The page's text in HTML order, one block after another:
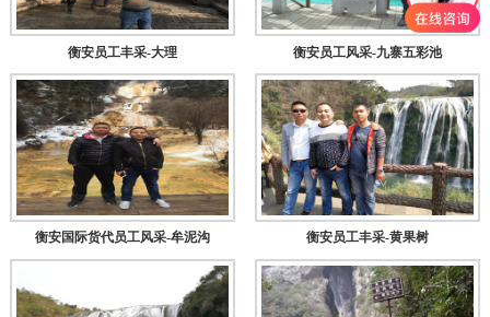
衡安员工丰采-大理 衡安员工风采-九寨五彩池
衡安国际货代员工风采-牟泥沟 衡安员工丰采-黄果树